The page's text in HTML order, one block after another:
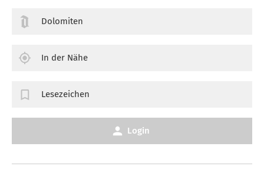
Dolomiten
In der Nähe
Lesezeichen
Login